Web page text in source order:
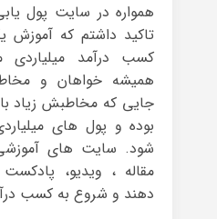
همواره در سایت پول
تاکید داشتم که آموزش
کسب درآمد
همیشه خواهان و
جایی که مخاطبش زیاد
بوده و پول های
شود. سایت های
مقاله ، ویدیو، پادکست
دهند و شروع به کسب